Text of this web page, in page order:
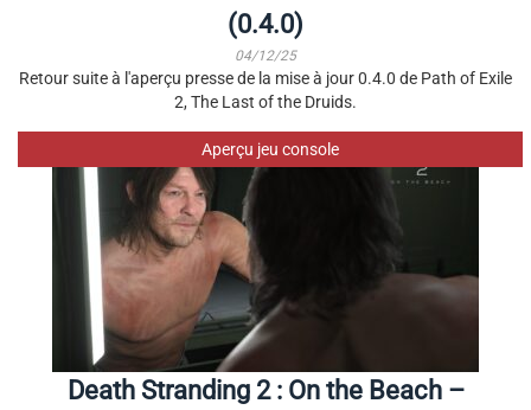
(0.4.0)
04/12/25
Retour suite à l'aperçu presse de la mise à jour 0.4.0 de Path of Exile
2, The Last of the Druids.
Aperçu jeu console
Death Stranding 2 : On the Beach –